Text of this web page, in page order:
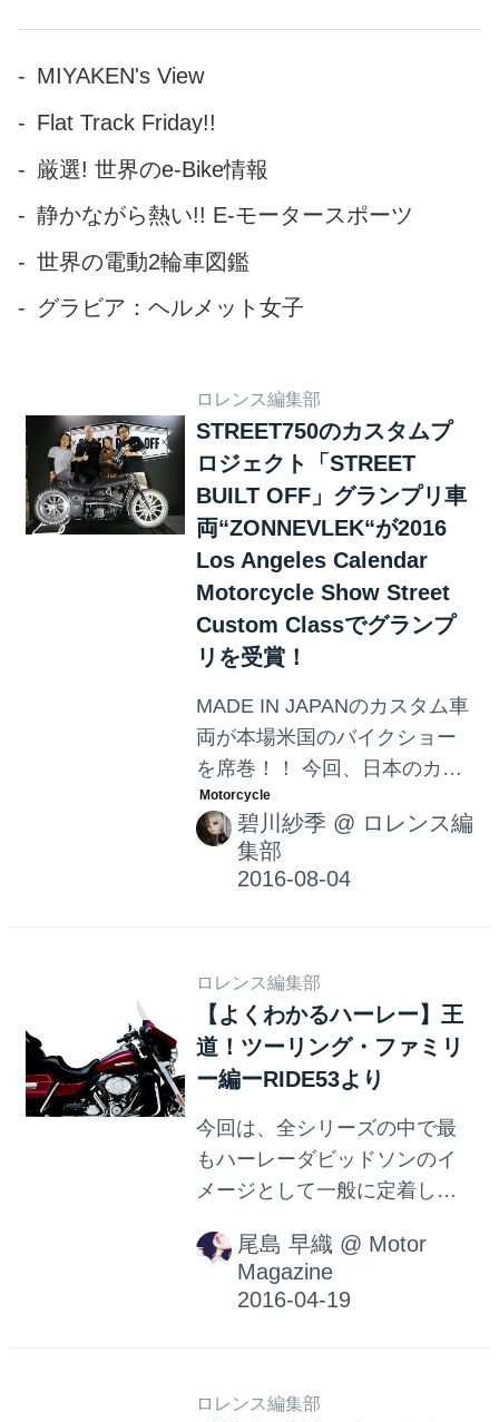
MIYAKEN's View
Flat Track Friday!!
厳選! 世界のe-Bike情報
静かながら熱い!! E-モータースポーツ
世界の電動2輪車図鑑
グラビア：ヘルメット女子
ロレンス編集部
STREET750のカスタムプ
ロジェクト「STREET
BUILT OFF」グランプリ車
両“ZONNEVLEK“が2016
Los Angeles Calendar
Motorcycle Show Street
Custom Classでグランプ
リを受賞！
MADE IN JAPANのカスタム車
両が本場米国のバイクショー
を席巻！！ 今回、日本のカス
タムカルチャーを世界に発信
し、STREET750の持つ無限の
可能性を突き詰めることを目
的に、米国で開催されるバイ
両“ZONNEVLEK”を出品する事
が決定しました。 そしてカス
タムショー初陣となるロスア
ンゼルスで25回目となるカス
Angeles Calendar Motorcycle
Show」のストリートカスタム
部門にて“ZONNEVLEK”がグラ
ンプリを受賞しました。この
コンテストの各部門で優勝...
碧川紗季 @ ロレンス編
集部
ロレンス編集部
【よくわかるハーレー】王
道！ツーリング・ファミリ
ー編ーRIDE53より
今回は、全シリーズの中で最
もハーレーダビッドソンのイ
メージとして一般に定着して
グ・ファミリーをご紹介。 歴
史的に見れば、1960年代には
確立されたといえるモデル
その威風堂々たるスタイルで
尾島 早織 @ Motor
Magazine
ロレンス編集部